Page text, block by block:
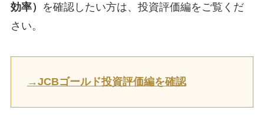
効率）
を確認したい方は、投資評価編をご覧くだ
さい。
→JCBゴールド投資評価編を確認